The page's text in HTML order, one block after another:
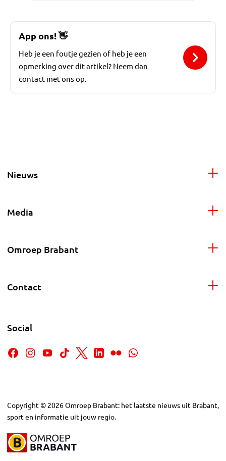
App ons!👋
Heb je een foutje gezien of heb je een
opmerking over dit artikel? Neem dan
contact met ons op.
Nieuws
Media
Omroep Brabant
Contact
Social
Copyright © 2026Omroep Brabant: het laatste nieuws uit Brabant,
sport en informatie uit jouw regio.